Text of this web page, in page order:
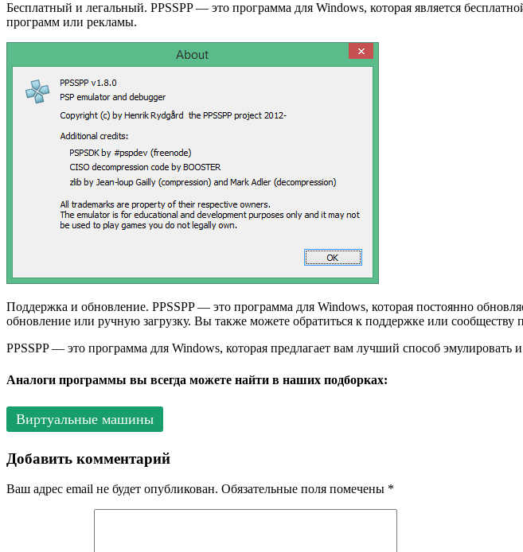
Бесплатный и легальный. PPSSPP — это программа для Windows, которая является
программ или рекламы.
Поддержка и обновление. PPSSPP — это программа для Windows, которая постоянно
обновление или ручную загрузку. Вы также можете обратиться к поддержке или
PPSSPP — это программа для Windows, которая предлагает вам лучший способ
Аналоги программы вы всегда можете найти в наших подборках:
Виртуальные машины
Добавить комментарий
Ваш адрес email не будет опубликован. Обязательные поля помечены *